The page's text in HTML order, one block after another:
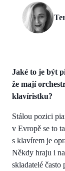
Jaké to je být
že mají
klavíristku?
Stálou pozici
v Evropě se to
s klavírem je
Někdy hraju i
skladatelé